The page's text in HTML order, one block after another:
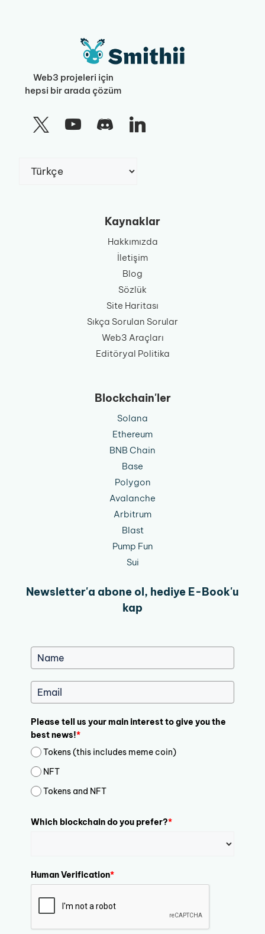
Web3 projeleri için
hepsi bir arada çözüm
Seç
Kaynaklar
Hakkımızda
İletişim
Blog
Sözlük
Site Haritası
Sıkça Sorulan Sorular
Web3 Araçları
Editöryal Politika
Blockchain'ler
Solana
Ethereum
BNB Chain
Base
Polygon
Avalanche
Arbitrum
Blast
Pump Fun
Sui
Newsletter'a abone ol, hediye E-Book'u
kap
Please tell us your main interest to give you the
best news!*
Tokens (this includes meme coin)
NFT
Tokens and NFT
Which blockchain do you prefer?*
Human Verification*